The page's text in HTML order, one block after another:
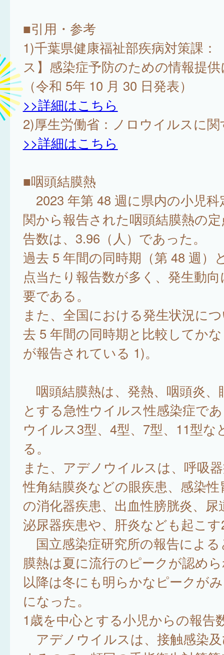
■引用・参考
1)千葉県健康福祉部疾病対策課：
ス】感染症予防のための情報提
（令和 5年 10 月 30 日発表）
>>詳細はこちら
2)厚生労働省：ノロウイルスに
>>詳細はこちら
■咽頭結膜熱
2023 年第 48 週に県内の小児科
関から報告された咽頭結膜熱の
告数は、3.96（人）であった。
過去 5 年間の同時期（第 48 週）
点当たり報告数が多く、発生動
要である。
また、全国における発生状況に
去 5 年間の同時期と比較してか
が報告されている 1)。
咽頭結膜熱は、発熱、咽頭炎、
とする急性ウイルス性感染症で
ウイルス3型、4型、7型、11型な
る。
また、アデノウイルスは、呼吸
性角結膜炎などの眼疾患、感染
の消化器疾患、出血性膀胱炎、
泌尿器疾患や、肝炎なども起こ
国立感染症研究所の報告による
膜熱は夏に流行のピークが認め
以降は冬にも明らかなピークが
になった。
1歳を中心とする小児からの報告
アデノウイルスは、接触感染